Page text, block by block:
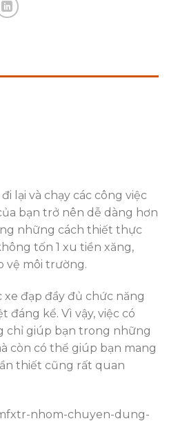
lại và chạy các công việc
bạn trở nên dễ dàng hơn
những cách thiết thực
tốn 1 xu tiền xăng,
vệ môi trường.
đạp đầy đủ chức năng
đáng kể. Vì vậy, việc có
chỉ giúp bạn trong những
còn có thể giúp bạn mang
thiết cũng rất quan